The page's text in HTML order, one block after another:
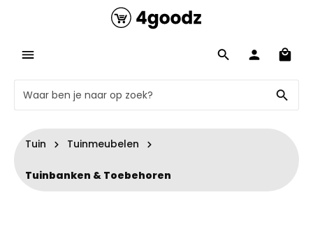
Tuin Tuinmeubelen
Tuinbanken & Toebehoren